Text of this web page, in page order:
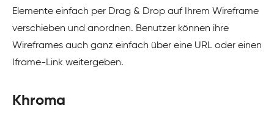
Elemente einfach per Drag & Drop auf Ihrem Wireframe
verschieben und anordnen. Benutzer können ihre
Wireframes auch ganz einfach über eine URL oder einen
Iframe-Link weitergeben.
Khroma